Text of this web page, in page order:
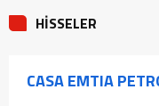
HİSSELER
CASA EMTIA